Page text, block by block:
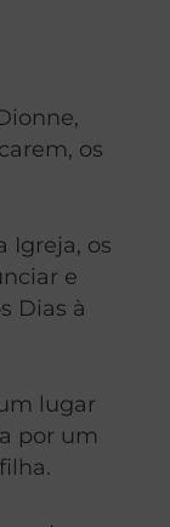
os
Igreja, os
e
Dias à
lugar
por um